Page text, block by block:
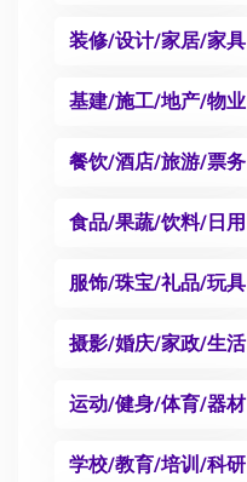
装修/设计/家居/家具
基建/施工/地产/物业
餐饮/酒店/旅游/票务
食品/果蔬/饮料/日用
服饰/珠宝/礼品/玩具
摄影/婚庆/家政/生活
运动/健身/体育/器材
学校/教育/培训/科研